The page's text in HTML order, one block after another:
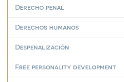
Derecho penal
Derechos humanos
Despenalización
Free personality development